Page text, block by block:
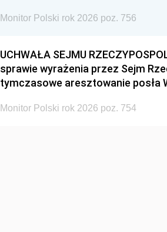
Monitor Polski rok 2026 poz. 756
UCHWAŁA SEJMU
sprawie wyrażenia przez Sejm
tymczasowe aresztowanie posła
Monitor Polski rok 2026 poz. 754